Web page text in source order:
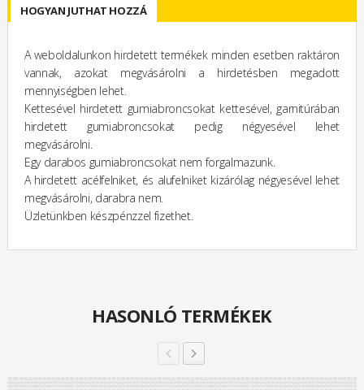
HOGYAN JUTHAT HOZZÁ
A weboldalunkon hirdetett termékek minden esetben raktáron
vannak, azokat megvásárolni a hirdetésben megadott
mennyiségben lehet.
Kettesével hirdetett gumiabroncsokat kettesével, garnitúrában
hirdetett gumiabroncsokat pedig négyesével lehet
megvásárolni.
Egy darabos gumiabroncsokat nem forgalmazunk.
A hirdetett acélfelniket, és alufelniket kizárólag négyesével lehet
megvásárolni, darabra nem.
Üzletünkben készpénzzel fizethet.
HASONLÓ TERMÉKEK